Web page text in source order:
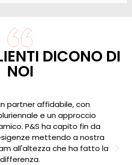
DICONO DI
NOI
partner affidabile, con
e un approccio
P&S ha capito fin da
mettendo a nostra
all'altezza che ha fatto la
differenza.